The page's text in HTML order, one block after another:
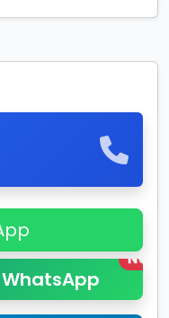
WhatsApp
New